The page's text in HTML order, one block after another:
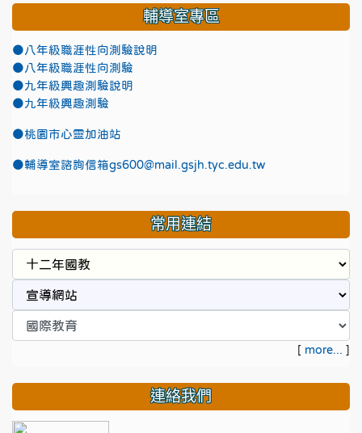
輔導室專區
●八年級職涯性向測驗說明
●八年級職涯性向測驗
●九年級興趣測驗說明
●九年級興趣測驗
●桃園市心靈加油站
●輔導室諮詢信箱gs600@mail.gsjh.tyc.edu.tw
常用連結
[ more... ]
連絡我們